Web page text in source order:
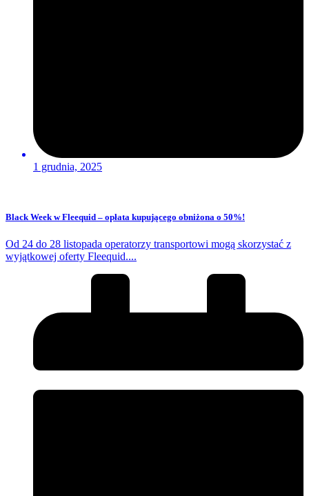
1 grudnia, 2025
Black Week w Fleequid – opłata kupującego obniżona o 50%!
Od 24 do 28 listopada operatorzy transportowi mogą skorzystać z
wyjątkowej oferty Fleequid....